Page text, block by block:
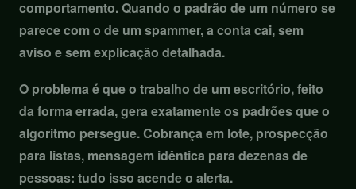
comportamento. Quando o padrão de um número se
parece com o de um spammer, a conta cai, sem
aviso e sem explicação detalhada.
O problema é que o trabalho de um escritório, feito
da forma errada, gera exatamente os padrões que o
algoritmo persegue. Cobrança em lote, prospecção
para listas, mensagem idêntica para dezenas de
pessoas: tudo isso acende o alerta.